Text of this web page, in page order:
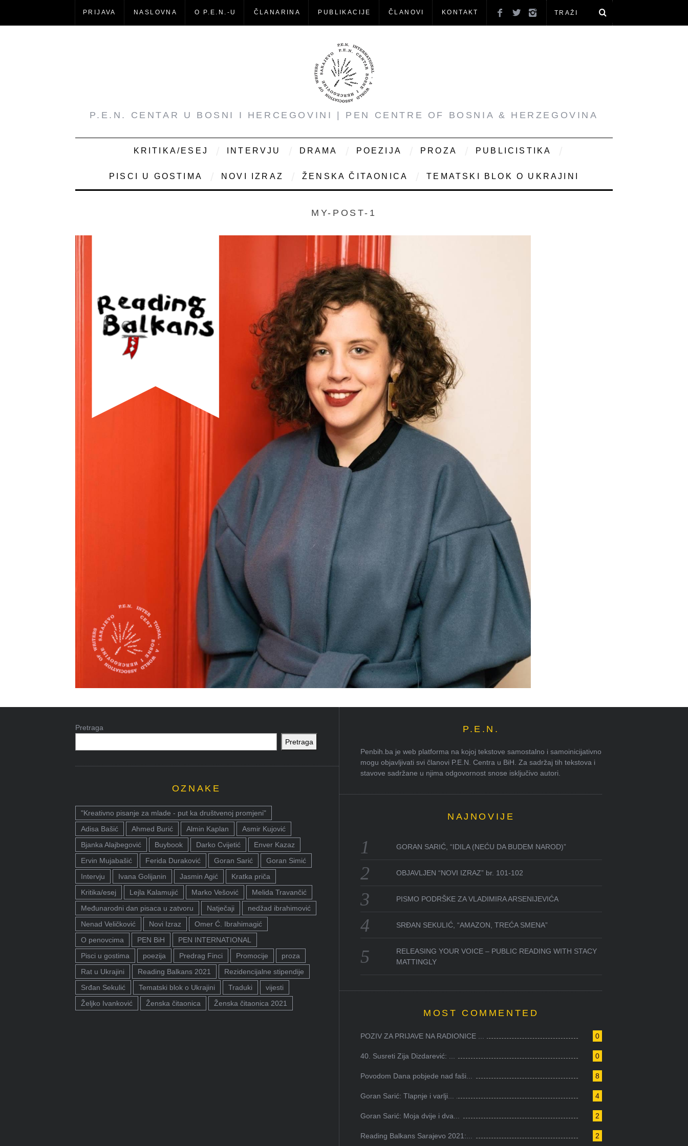
PRIJAVA NASLOVNA O P.E.N.-U ČLANARINA PUBLIKACIJE ČLANOVI KONTAKT
P.E.N. CENTAR U BOSNI I HERCEGOVINI | PEN CENTRE OF BOSNIA & HERZEGOVINA
KRITIKA/ESEJ INTERVJU DRAMA POEZIJA PROZA PUBLICISTIKA
PISCI U GOSTIMA NOVI IZRAZ ŽENSKA ČITAONICA TEMATSKI BLOK O UKRAJINI
MY-POST-1
Pretraga
Pretraga
OZNAKE
"Kreativno pisanje za mlade - put ka društvenoj promjeni"
Adisa Bašić
Ahmed Burić Almin Kaplan
Asmir Kujović
Bjanka Alajbegović
Buybook Darko Cvijetić
Enver Kazaz
Ervin Mujabašić
Ferida Duraković Goran Sarić
Goran Simić
Intervju
Ivana Golijanin Jasmin Agić
Kratka priča
Kritika/esej
Lejla Kalamujić Marko Vešović
Melida Travančić
Međunarodni dan pisaca u zatvoru
Natječaji
nedžad ibrahimović
Nenad Veličković
Novi Izraz
Omer Ć. Ibrahimagić
O penovcima
PEN BiH
PEN INTERNATIONAL
Pisci u gostima
poezija Predrag Finci Promocije
proza
Rat u Ukrajini
Reading Balkans 2021
Rezidencijalne stipendije
Srđan Sekulić
Tematski blok o Ukrajini Traduki
vijesti
Željko Ivanković
Ženska čitaonica Ženska čitaonica 2021
P.E.N.
Penbih.ba je web platforma na kojoj tekstove samostalno i samoinicijativno
mogu objavljivati svi članovi P.E.N. Centra u BiH. Za sadržaj tih tekstova i
stavove sadržane u njima odgovornost snose isključivo autori.
NAJNOVIJE
GORAN SARIĆ, “IDILA (NEĆU DA BUDEM NAROD)”
OBJAVLJEN “NOVI IZRAZ” br. 101-102
PISMO PODRŠKE ZA VLADIMIRA ARSENIJEVIĆA
SRĐAN SEKULIĆ, “AMAZON, TREĆA SMENA”
RELEASING YOUR VOICE – PUBLIC READING WITH STACY
MATTINGLY
MOST COMMENTED
0
POZIV ZA PRIJAVE NA RADIONICE ...
0
40. Susreti Zija Dizdarević: ...
8
Povodom Dana pobjede nad faši...
4
Goran Sarić: Tlapnje i varlji...
2
Goran Sarić: Moja dvije i dva...
2
Reading Balkans Sarajevo 2021:...